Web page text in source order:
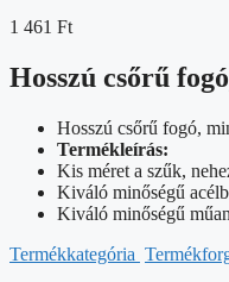
1 461 Ft
Hosszú csőrű
Hosszú csőrű fogó,
Termékleírás:
Kis méret a szűk,
Kiváló minőségű
Kiváló minőségű
Termékkategória